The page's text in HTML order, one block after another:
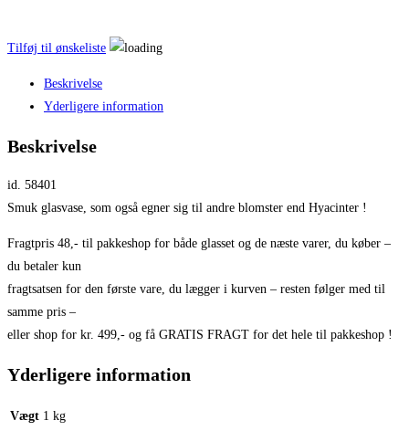
Tilføj til ønskeliste
Beskrivelse
Yderligere information
Beskrivelse
id. 58401
Smuk glasvase, som også egner sig til andre blomster end Hyacinter !
Fragtpris 48,- til pakkeshop for både glasset og de næste varer, du køber –
du betaler kun
fragtsatsen for den første vare, du lægger i kurven – resten følger med til
samme pris –
eller shop for kr. 499,- og få GRATIS FRAGT for det hele til pakkeshop !
Yderligere information
Vægt 1 kg